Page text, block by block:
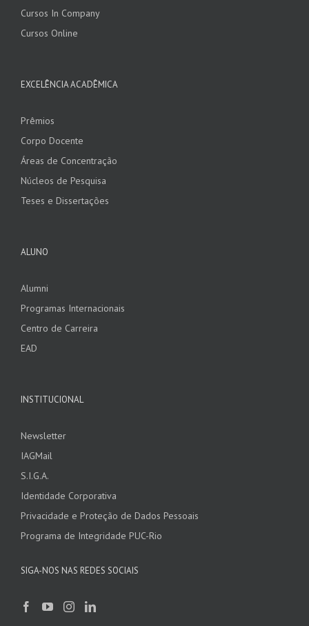
Cursos In Company
Cursos Online
EXCELÊNCIA ACADÊMICA
Prêmios
Corpo Docente
Áreas de Concentração
Núcleos de Pesquisa
Teses e Dissertações
ALUNO
Alumni
Programas Internacionais
Centro de Carreira
EAD
INSTITUCIONAL
Newsletter
IAGMail
S.I.G.A.
Identidade Corporativa
Privacidade e Proteção de Dados Pessoais
Programa de Integridade PUC-Rio
SIGA-NOS NAS REDES SOCIAIS